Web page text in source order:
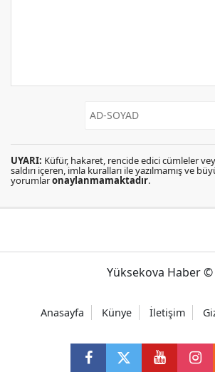
UYARI: Küfür, hakaret, rencide edici cümleler
saldırı içeren, imla kuralları ile yazılmamış ve
yorumlaronaylanmamaktadır.
Yüksekova Haber ©
Anasayfa Künye İletişim